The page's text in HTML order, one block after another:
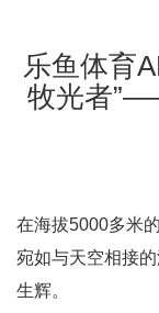
乐鱼体育
牧光者
在海拔5000多米
宛如与天空相接
生辉。